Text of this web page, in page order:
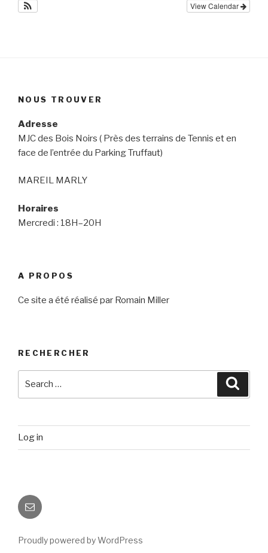
View Calendar
NOUS TROUVER
Adresse
MJC des Bois Noirs ( Près des terrains de Tennis et en
face de l’entrée du Parking Truffaut)
MAREIL MARLY
Horaires
Mercredi : 18H–20H
A PROPOS
Ce site a été réalisé par Romain Miller
RECHERCHER
Log in
Email
Proudly powered by WordPress